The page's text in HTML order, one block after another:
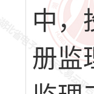
中，
册监